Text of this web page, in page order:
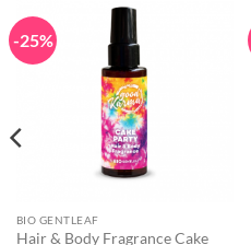
-25%
BIO GENTLEAF
Hair & Body Fragrance Cake